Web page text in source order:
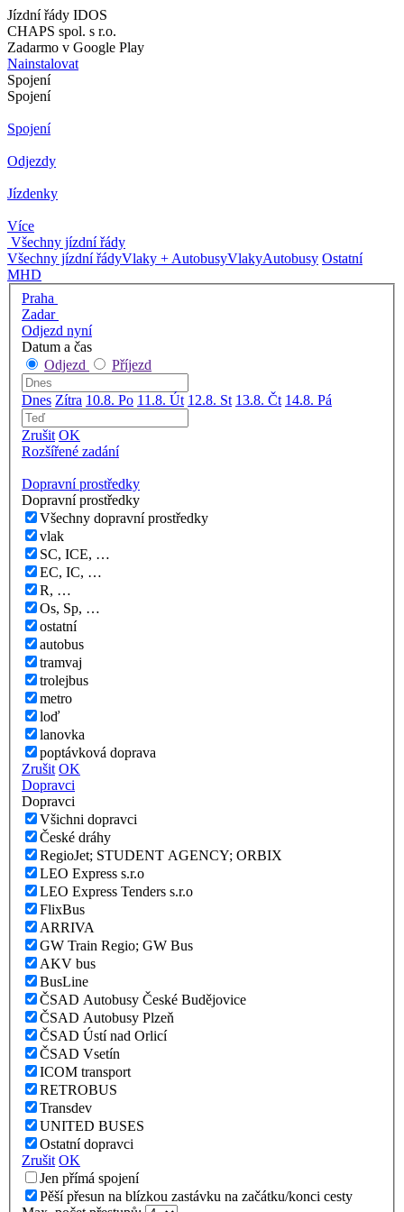
Jízdní řády IDOS
CHAPS spol. s r.o.
Zadarmo v Google Play
Nainstalovat
Spojení
Spojení
Spojení
Odjezdy
Jízdenky
Více
Všechny jízdní řády
Všechny jízdní řádyVlaky + AutobusyVlakyAutobusy Ostatní
MHD
Praha
Zadar
Odjezd nyní
Datum a čas
Odjezd
Příjezd
Dnes Zítra 10.8. Po 11.8. Út 12.8. St 13.8. Čt 14.8. Pá
Zrušit OK
Rozšířené zadání
Dopravní prostředky
Dopravní prostředky
Všechny dopravní prostředky
vlak
SC, ICE, …
EC, IC, …
R, …
Os, Sp, …
ostatní
autobus
tramvaj
trolejbus
metro
loď
lanovka
poptávková doprava
Zrušit OK
Dopravci
Dopravci
Všichni dopravci
České dráhy
RegioJet; STUDENT AGENCY; ORBIX
LEO Express s.r.o
LEO Express Tenders s.r.o
FlixBus
ARRIVA
GW Train Regio; GW Bus
AKV bus
BusLine
ČSAD Autobusy České Budějovice
ČSAD Autobusy Plzeň
ČSAD Ústí nad Orlicí
ČSAD Vsetín
ICOM transport
RETROBUS
Transdev
UNITED BUSES
Ostatní dopravci
Zrušit OK
Jen přímá spojení
Pěší přesun na blízkou zastávku na začátku/konci cesty